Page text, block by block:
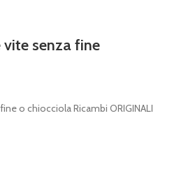
senza fine
o chiocciola Ricambi ORIGINALI